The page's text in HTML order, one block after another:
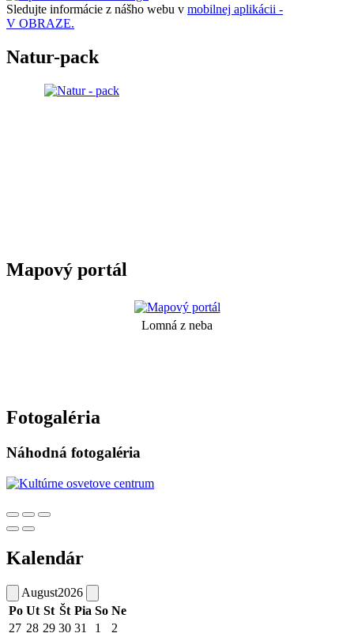
Sledujte informácie z nášho webu v mobilnej aplikácii -
V OBRAZE.
Natur-pack
Mapový portál
Lomná z neba
Fotogaléria
Náhodná fotogaléria
Kalendár
August2026
Po Ut St Št Pia So Ne
27 28 29 30 31 1
2